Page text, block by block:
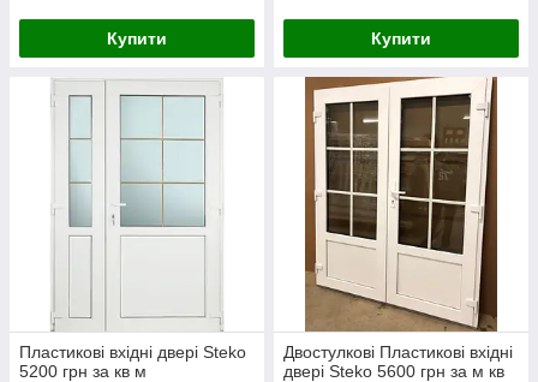
Купити Купити
Пластикові вхідні двері Steko
5200 грн за кв м
Двостулкові Пластикові вхідні
двері Steko 5600 грн за м кв